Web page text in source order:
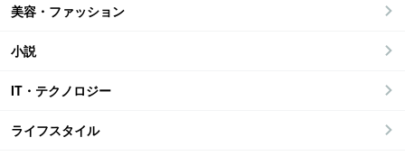
美容・ファッション
小説
IT・テクノロジー
ライフスタイル